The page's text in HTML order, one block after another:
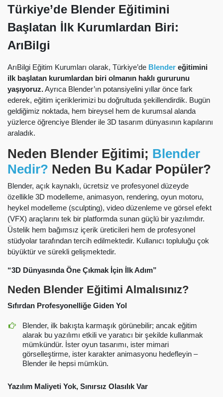
Türkiye’de Blender Eğitimini
Başlatan İlk Kurumlardan Biri:
ArıBilgi
ArıBilgi Eğitim Kurumları olarak, Türkiye’de Blender eğitimini
ilk başlatan kurumlardan biri olmanın haklı gururunu
yaşıyoruz.Ayrıca Blender’ın potansiyelini yıllar önce fark
ederek, eğitim içeriklerimizi bu doğrultuda şekillendirdik. Bugün
geldiğimiz noktada, hem bireysel hem de kurumsal alanda
yüzlerce öğrenciye Blender ile 3D tasarım dünyasının kapılarını
araladık.
Neden Blender Eğitimi; Blender
Nedir? Neden Bu Kadar Popüler?
Blender, açık kaynaklı, ücretsiz ve profesyonel düzeyde
özellikle 3D modelleme, animasyon, rendering, oyun motoru,
heykel modelleme (sculpting), video düzenleme ve görsel efekt
(VFX) araçlarını tek bir platformda sunan güçlü bir yazılımdır.
Üstelik hem bağımsız içerik üreticileri hem de profesyonel
stüdyolar tarafından tercih edilmektedir. Kullanıcı topluluğu çok
büyüktür ve sürekli gelişmektedir.
“3D Dünyasında Öne Çıkmak İçin İlk Adım”
Neden Blender Eğitimi Almalısınız?
Sıfırdan Profesyonelliğe Giden Yol
Blender, ilk bakışta karmaşık görünebilir; ancak eğitim
alarak bu yazılımı etkili ve yaratıcı bir şekilde kullanmak
mümkündür. İster oyun tasarımı, ister mimari
görselleştirme, ister karakter animasyonu hedefleyin –
Blender ile hepsi mümkün.
Yazılım Maliyeti Yok, Sınırsız Olasılık Var